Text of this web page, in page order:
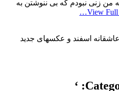
زنی نبودم که بی ننوشتن به
View Full
اسفند و عکسهای جدید